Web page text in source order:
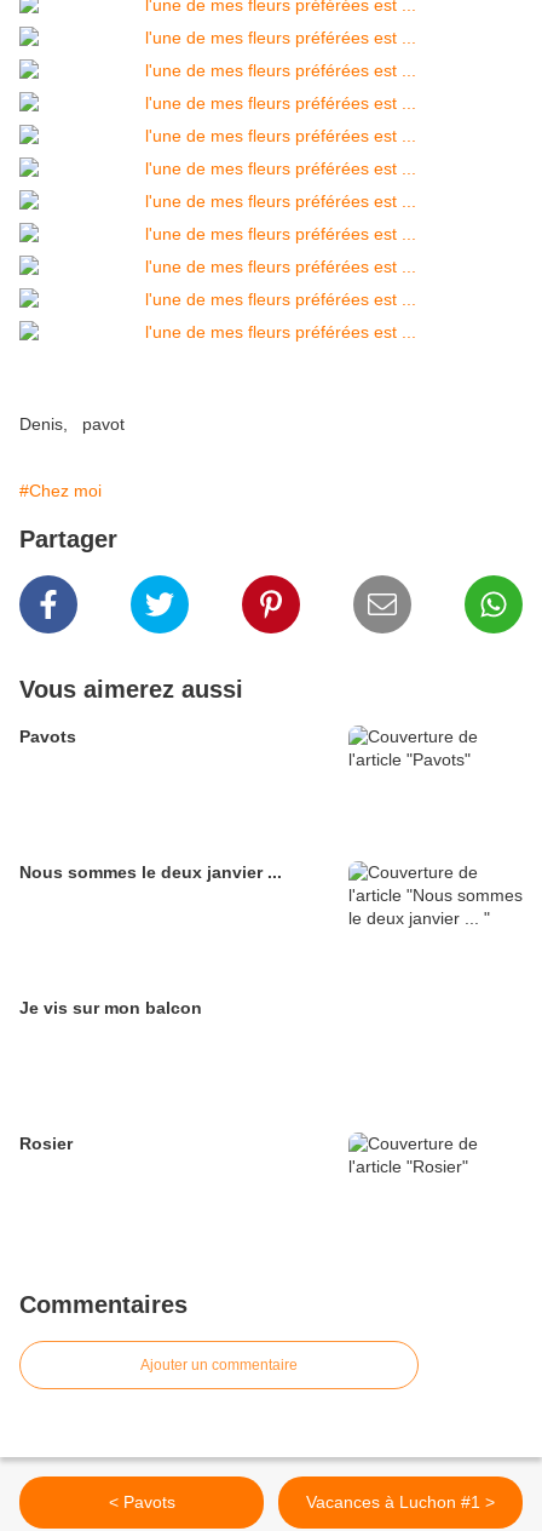
Denis, pavot
#Chez moi
Partager
Vous aimerez aussi
Pavots
Nous sommes le deux janvier ...
Je vis sur mon balcon
Rosier
Commentaires
Ajouter un commentaire
< Pavots Vacances à Luchon #1 >